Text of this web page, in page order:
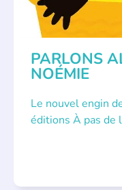
PARLONS
NOÉMIE
Le nouvel engin
éditions À pas